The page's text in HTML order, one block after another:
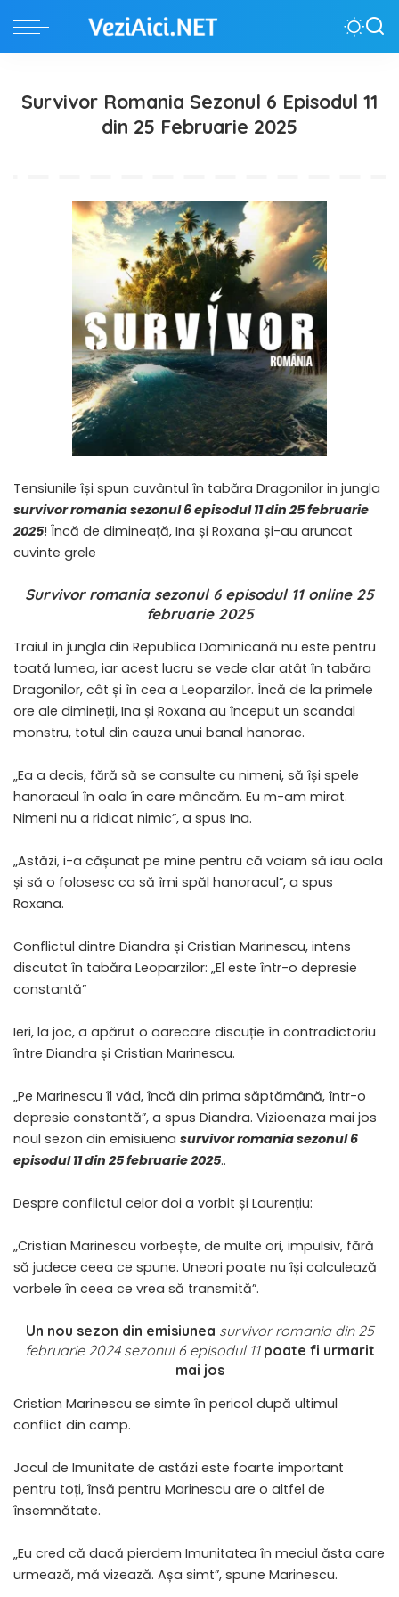
Survivor Romania Sezonul 6 Episodul 11
din 25 Februarie 2025
Tensiunile își spun cuvântul în tabăra Dragonilor in jungla
survivor romania sezonul 6 episodul 11 din 25 februarie
2025! Încă de dimineață, Ina și Roxana și-au aruncat
cuvinte grele
Survivor romania sezonul 6 episodul 11 online 25
februarie 2025
Traiul în jungla din Republica Dominicană nu este pentru
toată lumea, iar acest lucru se vede clar atât în tabăra
Dragonilor, cât și în cea a Leoparzilor. Încă de la primele
ore ale dimineții, Ina și Roxana au început un scandal
monstru, totul din cauza unui banal hanorac.
„Ea a decis, fără să se consulte cu nimeni, să își spele
hanoracul în oala în care mâncăm. Eu m-am mirat.
Nimeni nu a ridicat nimic”, a spus Ina.
„Astăzi, i-a cășunat pe mine pentru că voiam să iau oala
și să o folosesc ca să îmi spăl hanoracul”, a spus
Roxana.
Conflictul dintre Diandra și Cristian Marinescu, intens
discutat în tabăra Leoparzilor: „El este într-o depresie
constantă”
Ieri, la joc, a apărut o oarecare discuție în contradictoriu
între Diandra și Cristian Marinescu.
„Pe Marinescu îl văd, încă din prima săptămână, într-o
depresie constantă”, a spus Diandra. Vizioenaza mai jos
noul sezon din emisiuena survivor romania sezonul 6
episodul 11 din 25 februarie 2025..
Despre conflictul celor doi a vorbit și Laurențiu:
„Cristian Marinescu vorbește, de multe ori, impulsiv, fără
să judece ceea ce spune. Uneori poate nu își calculează
vorbele în ceea ce vrea să transmită”.
Un nou sezon din emisiunea survivor romania din 25
februarie 2024 sezonul 6 episodul 11poate fi urmarit
mai jos
Cristian Marinescu se simte în pericol după ultimul
conflict din camp.
Jocul de Imunitate de astăzi este foarte important
pentru toți, însă pentru Marinescu are o altfel de
însemnătate.
„Eu cred că dacă pierdem Imunitatea în meciul ăsta care
urmează, mă vizează. Așa simt”, spune Marinescu.